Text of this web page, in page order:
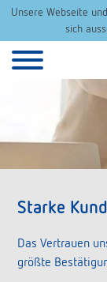
Unsere Webseite
sich
Starke
Das Vertrauen
größte